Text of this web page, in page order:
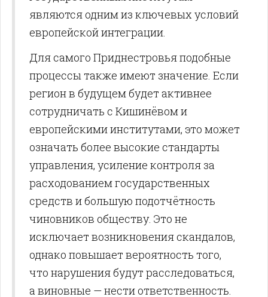
являются одним из ключевых условий
европейской интеграции.
Для самого Приднестровья подобные
процессы также имеют значение. Если
регион в будущем будет активнее
сотрудничать с Кишинёвом и
европейскими институтами, это может
означать более высокие стандарты
управления, усиление контроля за
расходованием государственных
средств и большую подотчётность
чиновников обществу. Это не
исключает возникновения скандалов,
однако повышает вероятность того,
что нарушения будут расследоваться,
а виновные — нести ответственность.